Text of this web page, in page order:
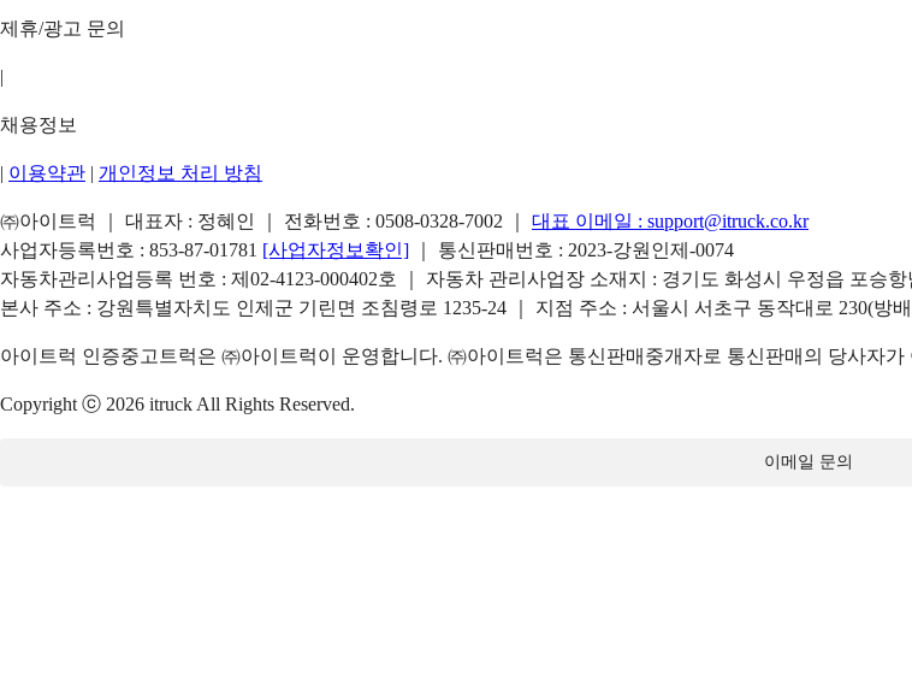
제휴/광고 문의
|
채용정보
| 이용약관 | 개인정보 처리 방침
㈜아이트럭 ｜ 대표자 : 정혜인 ｜ 전화번호 : 0508-0328-7002 대표 이메일 : support@itruck.co.kr
사업자등록번호 : 853-87-01781 [사업자정보확인]
｜ 통신판매번호 : 2023-강원인제-0074
자동차관리사업등록 번호 : 제02-4123-000402호 ｜ 자동차 관리사업장 소재지 : 경기도 화성시 우정읍 포승항
본사 주소 : 강원특별자치도 인제군 기린면 조침령로 1235-24 ｜ 지점 주소 : 서울시 서초구 동작대로 230(방
아이트럭 인증중고트럭은 ㈜아이트럭이 운영합니다. ㈜아이트럭은 통신판매중개자로 통신판매의 당사자
Copyright ⓒ 2026 itruck All Rights Reserved.
이메일 문의